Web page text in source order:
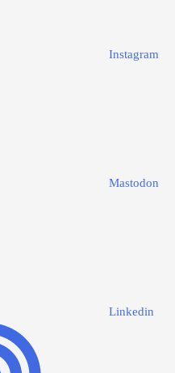
Instagram
Mastodon
Linkedin